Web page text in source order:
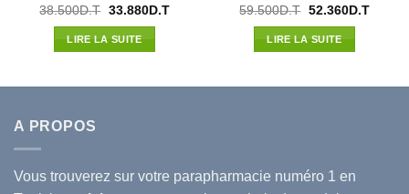
38.500D.T Le
initial
était :
38.500D.T.
33.880D.TLe
LIRE LA SUITE
59.500D.T Le
initial
était :
59.500D.T.
52.360D.TLe
LIRE LA SUITE
A PROPOS
Vous trouverez sur votre parapharmacie numéro 1 en